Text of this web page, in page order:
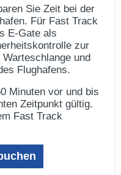
Sie Zeit bei der
Für Fast Track
E-Gate als
zur
und
Flughafens.
Minuten vor und bis
Zeitpunkt gültig.
Fast Track